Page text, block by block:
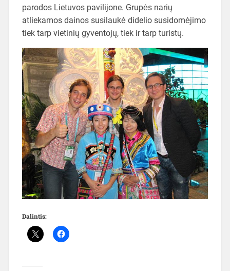
parodos Lietuvos pavilijone. Grupės narių
atliekamos dainos susilaukė didelio susidomėjimo
tiek tarp vietinių gyventojų, tiek ir tarp turistų.
Dalintis: